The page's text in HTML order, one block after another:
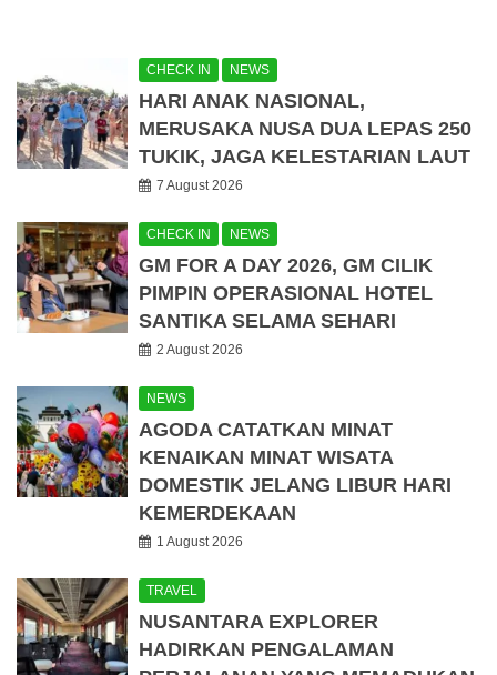
CHECK IN NEWS
HARI ANAK NASIONAL,
MERUSAKA NUSA DUA LEPAS 250
TUKIK, JAGA KELESTARIAN LAUT
7 August 2026
CHECK IN NEWS
GM FOR A DAY 2026, GM CILIK
PIMPIN OPERASIONAL HOTEL
SANTIKA SELAMA SEHARI
2 August 2026
NEWS
AGODA CATATKAN MINAT
KENAIKAN MINAT WISATA
DOMESTIK JELANG LIBUR HARI
KEMERDEKAAN
1 August 2026
TRAVEL
NUSANTARA EXPLORER
HADIRKAN PENGALAMAN